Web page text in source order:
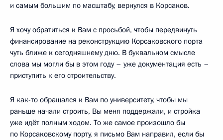
и самым большим по масштабу, вернулся в Корсаков.
Я хочу обратиться к Вам с просьбой, чтобы передвинуть
финансирование на реконструкцию Корсаковского порта
чуть ближе к сегодняшнему дню. В буквальном смысле
слова мы могли бы в этом году – уже документация есть –
приступить к его строительству.
Я как-то обращался к Вам по университету, чтобы мы
раньше начали строить, Вы меня поддержали, и стройка
уже идёт полным ходом. То же самое произошло бы
по Корсаковскому порту, я письмо Вам направил, если бы